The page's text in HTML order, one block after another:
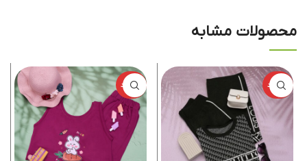
محصولات مشابه
ناموجود ناموجود